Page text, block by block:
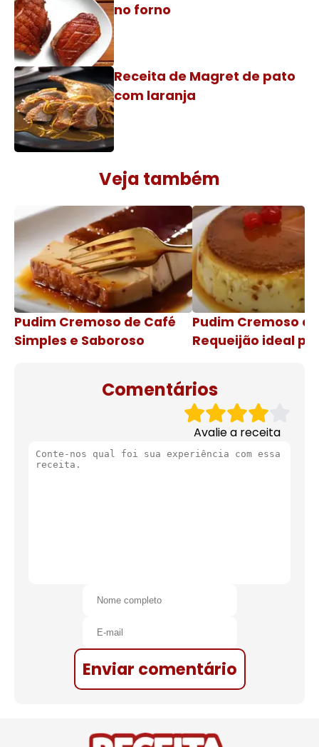
no forno
Receita de Magret de pato
com laranja
Veja também
Pudim Cremoso de Café
Simples e Saboroso
Pudim Cremoso
Requeijão ideal
Comentários
Avalie a receita
Enviar comentário